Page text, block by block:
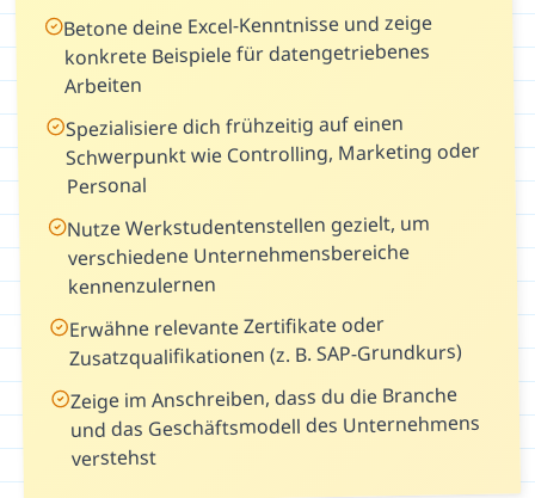
Betone deine Excel-Kenntnisse und zeige
konkrete Beispiele für datengetriebenes
Arbeiten
Spezialisiere dich frühzeitig auf einen
Schwerpunkt wie Controlling, Marketing oder
Personal
Nutze Werkstudentenstellen gezielt, um
verschiedene Unternehmensbereiche
kennenzulernen
Erwähne relevante Zertifikate oder
Zusatzqualifikationen (z. B. SAP-Grundkurs)
Zeige im Anschreiben, dass du die Branche
und das Geschäftsmodell des Unternehmens
verstehst